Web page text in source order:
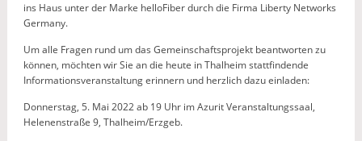
ins Haus unter der Marke helloFiber durch die Firma Liberty Networks
Germany.
Um alle Fragen rund um das Gemeinschaftsprojekt beantworten zu
können, möchten wir Sie an die heute in Thalheim stattfindende
Informationsveranstaltung erinnern und herzlich dazu einladen:
Donnerstag, 5. Mai 2022 ab 19 Uhr im Azurit Veranstaltungssaal,
Helenenstraße 9, Thalheim/Erzgeb.